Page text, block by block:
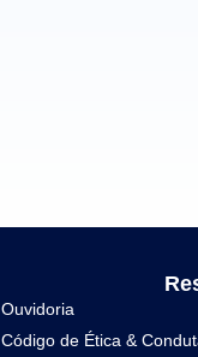
Ouvidoria
Código de Ética &